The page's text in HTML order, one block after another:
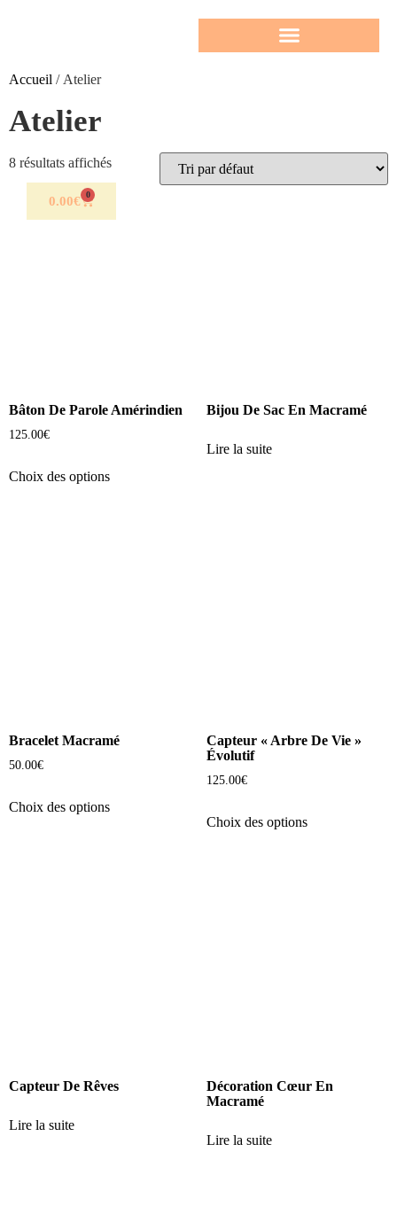
0.00€ 0
Accueil / Atelier
Atelier
8 résultats affichés
Bâton De Parole Amérindien
125.00€
Choix des options
Bijou De Sac En Macramé
Lire la suite
Bracelet Macramé
50.00€
Choix des options
Capteur « Arbre De Vie »
Évolutif
125.00€
Choix des options
Capteur De Rêves
Lire la suite
Décoration Cœur En
Macramé
Lire la suite